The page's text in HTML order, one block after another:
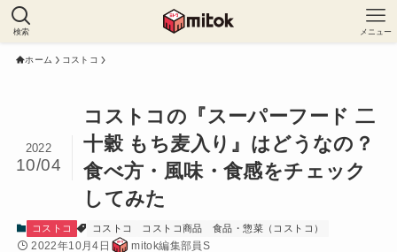
検索 メニュー
ホーム コストコ
コストコの『スーパーフード 二
十穀 もち麦入り』はどうなの？
食べ方・風味・食感をチェック
してみた
2022
10/04
コストコ コストコ コストコ商品 食品・惣菜（コストコ）
2022年10月4日 mitok編集部員S